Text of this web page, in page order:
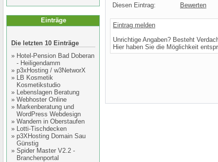
Einträge
Die letzten 10 Einträge
» Hotel-Pension Bad Doberan
- Heiligendamm
» p3xHosting / w3NetworX
» LB Kosmetik
Kosmetikstudio
» Lebenslagen Beratung
» Webhoster Online
» Markenberatung und
WordPress Webdesign
» Wandern in Oberstaufen
» Lotti-Tischdecken
» p3XHosting Domain Sau
Günstig
» Spider Master V2.2 -
Branchenportal
Diesen Eintrag:
Bewerten
Eintrag melden
Unrichtige Angaben? Besteht
Hier haben Sie die Möglichkeit